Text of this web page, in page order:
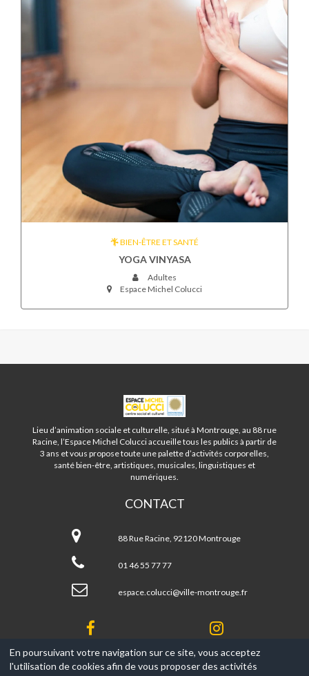
BIEN-ÊTRE ET SANTÉ
YOGA VINYASA
Adultes
Espace Michel Colucci
ESPACE
MICHEL
COLUCCI
-
MONTROUGE
Lieu d’animation sociale et culturelle, situé à Montrouge, au 88 rue
Racine, l’Espace Michel Colucci accueille tous les publics à partir de
3 ans et vous propose toute une palette d’activités corporelles,
santé bien-être, artistiques, musicales, linguistiques et
numériques.
CONTACT
Michel
Colucci
Montrouge
88 Rue Racine, 92120 Montrouge
01 46 55 77 77
espace.colucci@ville-montrouge.fr
En poursuivant votre navigation sur ce site, vous acceptez
l'utilisation de cookies afin de vous proposer des activités